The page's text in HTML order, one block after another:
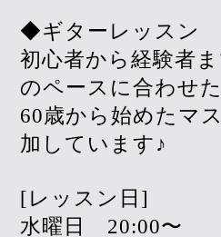
◆ギターレッスン
初心者から経験者
のペースに合わせ
60歳から始めたマ
加しています♪
[レッスン日]
水曜日 20:00〜